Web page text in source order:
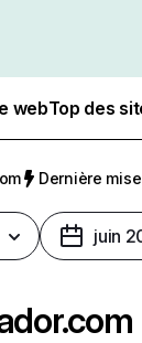
webTop des
Dernière
juin